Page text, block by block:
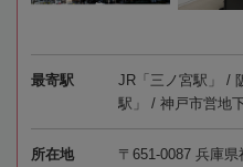
最寄駅
JR「三ノ宮駅」 /
駅」 / 神戸市営地
所在地
〒651-0087 兵庫